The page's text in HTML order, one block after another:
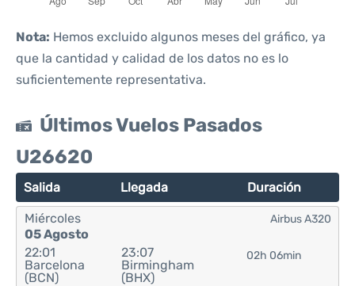
Nota: Hemos excluido algunos meses del gráfico, ya
que la cantidad y calidad de los datos no es lo
suficientemente representativa.
Últimos Vuelos Pasados
U26620
Salida Llegada Duración
Miércoles
05 Agosto
22:01
Barcelona
(BCN)
23:07
Birmingham
(BHX)
02h 06min
Airbus A320